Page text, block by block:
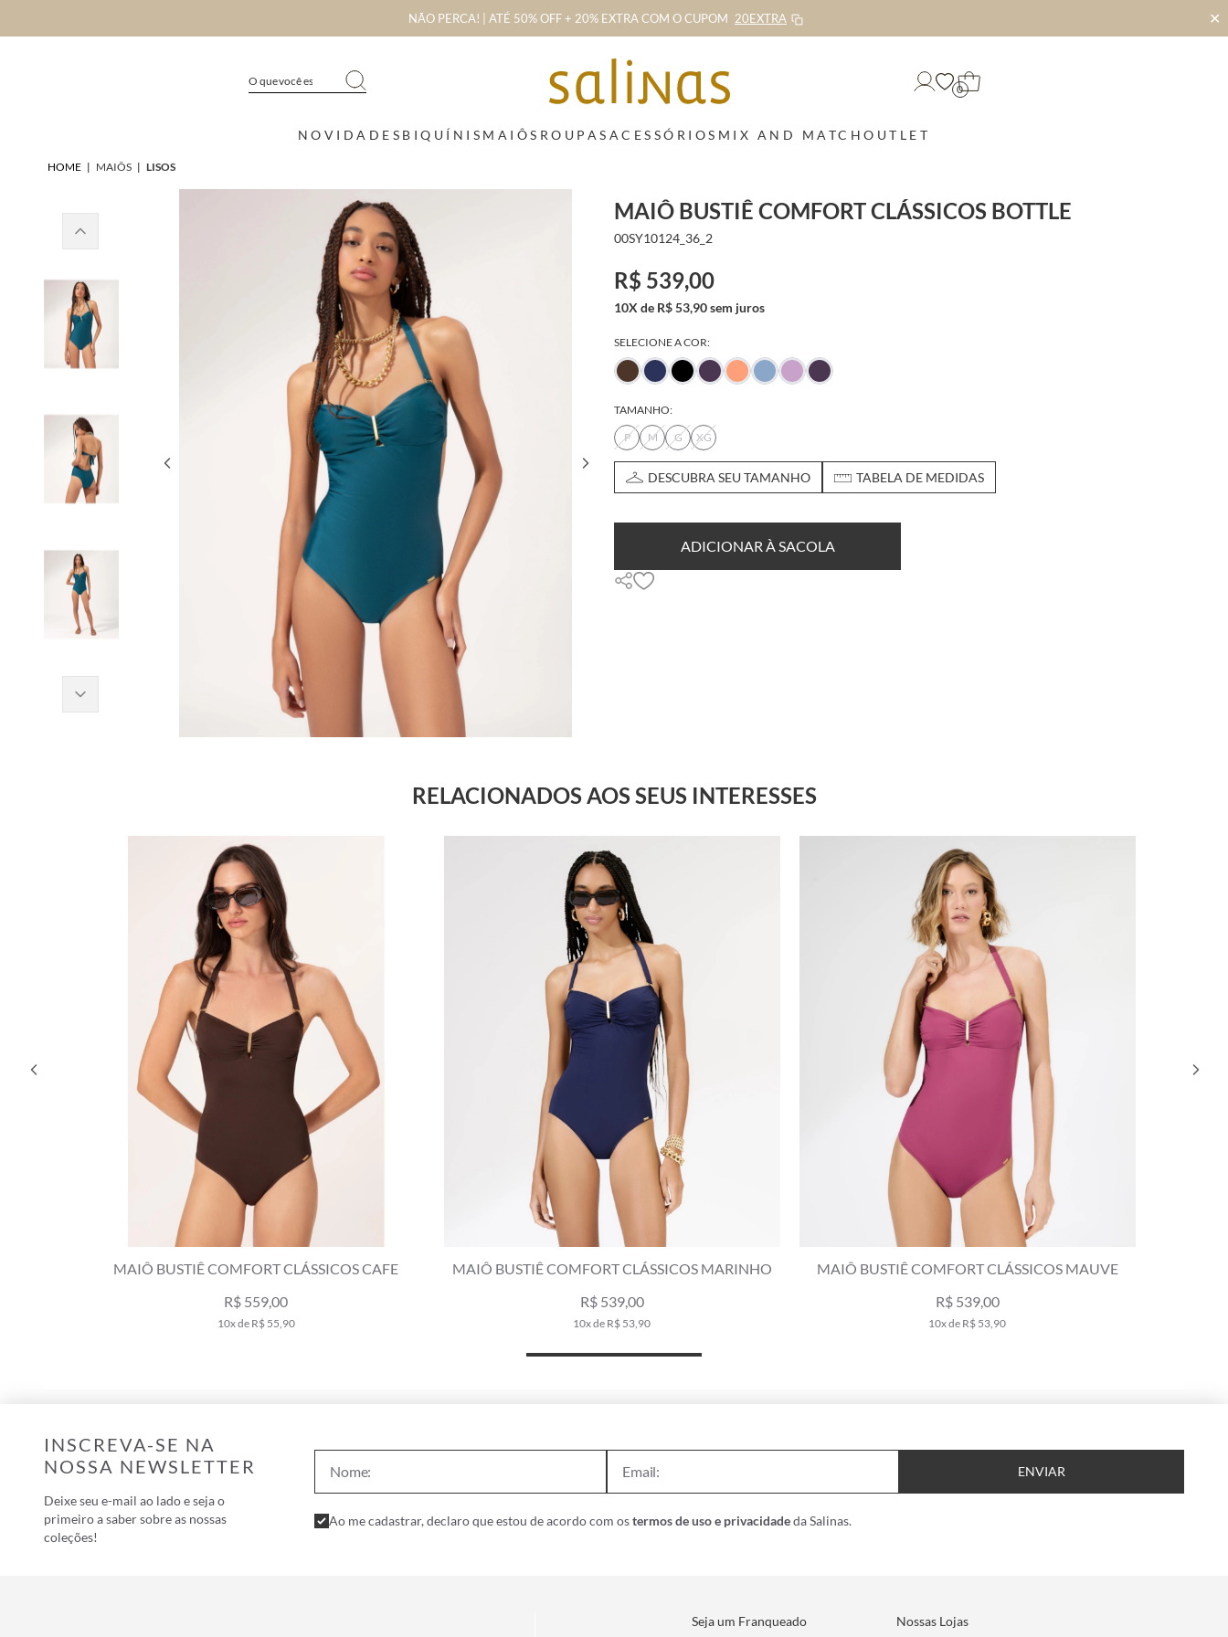
NÃO PERCA! | ATÉ 50% OFF + 20% EXTRA COM O CUPOM 20EXTRA ✕
0
NOVIDADES BIQUÍNIS MAIÔS ROUPAS ACESSÓRIOS MIX AND MATCHOUTLET
HOME | MAIÔS | LISOS
MAIÔ BUSTIÊ COMFORT CLÁSSICOS BOTTLE
00SY10124_36_2
R$ 539,00
10X de R$ 53,90 sem juros
SELECIONE A COR:
TAMANHO:
P
M G XG
DESCUBRA SEU TAMANHO TABELA DE MEDIDAS
ADICIONAR À SACOLA
RELACIONADOS AOS SEUS INTERESSES
MAIÔ BUSTIÊ COMFORT CLÁSSICOS CAFE
R$ 559,00
10x de R$ 55,90
MAIÔ BUSTIÊ COMFORT CLÁSSICOS MARINHO
R$ 539,00
10x de R$ 53,90
MAIÔ BUSTIÊ COMFORT CLÁSSICOS MAUVE
R$ 539,00
10x de R$ 53,90
INSCREVA-SE NA
NOSSA NEWSLETTER
Deixe seu e-mail ao lado e seja o
primeiro a saber sobre as nossas
coleções!
ENVIAR
Ao me cadastrar, declaro que estou de acordo com ostermos de uso e privacidadeda Salinas.
Seja um Franqueado Nossas Lojas